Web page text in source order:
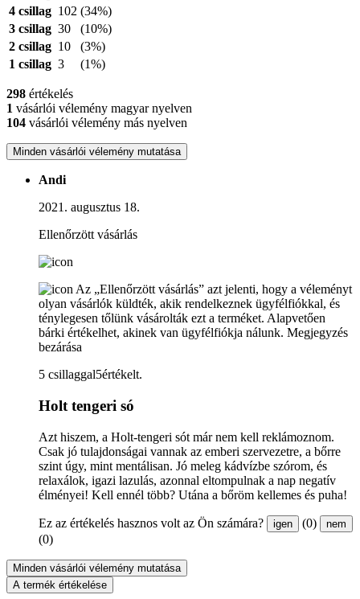
4 csillag 102 (34%)
3 csillag 30
(10%)
2 csillag 10
(3%)
1 csillag 3 (1%)
298 értékelés
1 vásárlói vélemény magyar nyelven
104 vásárlói vélemény más nyelven
Minden vásárlói vélemény mutatása
Andi
2021. augusztus 18.
Ellenőrzött vásárlás
Az „Ellenőrzött vásárlás” azt jelenti, hogy a véleményt
olyan vásárlók küldték, akik rendelkeznek ügyfélfiókkal, és
ténylegesen tőlünk vásárolták ezt a terméket. Alapvetően
bárki értékelhet, akinek van ügyfélfiókja nálunk. Megjegyzés
bezárása
5 csillaggal5értékelt.
Holt tengeri só
Azt hiszem, a Holt-tengeri sót már nem kell reklámoznom.
Csak jó tulajdonságai vannak az emberi szervezetre, a bőrre
szint úgy, mint mentálisan. Jó meleg kádvízbe szórom, és
relaxálok, igazi lazulás, azonnal eltompulnak a nap negatív
élményei! Kell ennél több? Utána a bőröm kellemes és puha!
Ez az értékelés hasznos volt az Ön számára? igen (0) nem
(0)
Minden vásárlói vélemény mutatása
A termék értékelése